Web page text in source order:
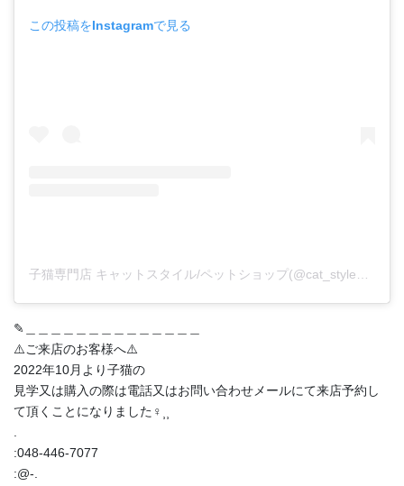
この投稿をInstagramで見る
子猫専門店 キャットスタイル/ペットショップ(@cat_style_2021)がシェアした投稿
✎︎＿＿＿＿＿＿＿＿＿＿＿＿＿＿
⚠️ご来店のお客様へ⚠️
2022年10月より子猫の
見学又は購入の際は電話又はお問い合わせメールにて来店予約し
て頂くことになりました‍♀️⸒⸒
:048-446-7077
:@-.